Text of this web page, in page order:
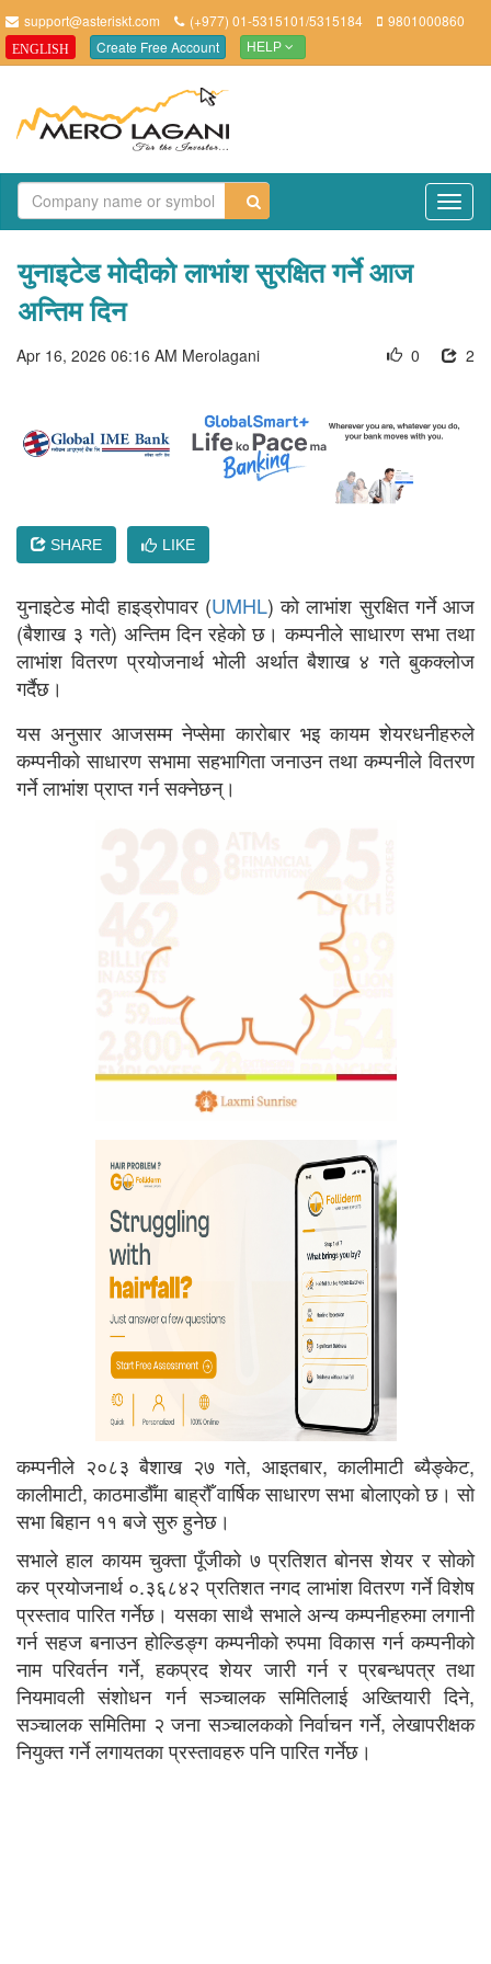
support@asteriskt.com (+977) 01-5315101/5315184 9801000860
ENGLISH Create Free Account HELP
युनाइटेड मोदीको लाभांश सुरक्षित गर्ने आज
अन्तिम दिन
Apr 16, 2026 06:16 AM Merolagani 2
0
SHARE LIKE
युनाइटेड मोदी हाइड्रोपावर (UMHL) को लाभांश सुरक्षित गर्ने आज
(बैशाख ३ गते) अन्तिम दिन रहेको छ। कम्पनीले साधारण सभा तथा
लाभांश वितरण प्रयोजनार्थ भोली अर्थात बैशाख ४ गते बुकक्लोज
गर्दैछ।
यस अनुसार आजसम्म नेप्सेमा कारोबार भइ कायम शेयरधनीहरुले
कम्पनीको साधारण सभामा सहभागिता जनाउन तथा कम्पनीले वितरण
गर्ने लाभांश प्राप्त गर्न सक्नेछन्।
कम्पनीले २०८३ बैशाख २७ गते, आइतबार, कालीमाटी ब्यैङ्केट,
कालीमाटी, काठमाडौँमा बाह्रौँ वार्षिक साधारण सभा बोलाएको छ। सो
सभा बिहान ११ बजे सुरु हुनेछ।
सभाले हाल कायम चुक्ता पूँजीको ७ प्रतिशत बोनस शेयर र सोको
कर प्रयोजनार्थ ०.३६८४२ प्रतिशत नगद लाभांश वितरण गर्ने विशेष
प्रस्ताव पारित गर्नेछ। यसका साथै सभाले अन्य कम्पनीहरुमा लगानी
गर्न सहज बनाउन होल्डिङ्ग कम्पनीको रुपमा विकास गर्न कम्पनीको
नाम परिवर्तन गर्ने, हकप्रद शेयर जारी गर्न र प्रबन्धपत्र तथा
नियमावली संशोधन गर्न सञ्चालक समितिलाई अख्तियारी दिने,
सञ्चालक समितिमा २ जना सञ्चालकको निर्वाचन गर्ने, लेखापरीक्षक
नियुक्त गर्ने लगायतका प्रस्तावहरु पनि पारित गर्नेछ।